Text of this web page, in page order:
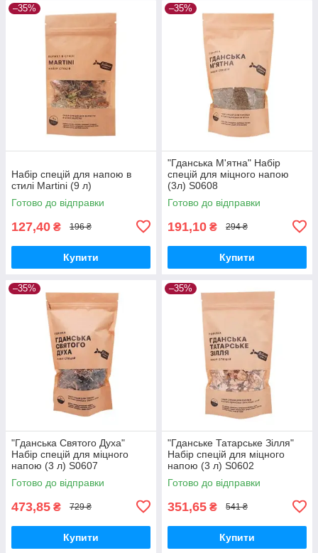
–35%
Набір спецій для напою в
стилі Martini (9 л)
Готово до відправки
127,40 ₴ 196 ₴
Купити
–35%
"Гданська М'ятна" Набір
спецій для міцного напою
(3л) S0608
Готово до відправки
191,10 ₴ 294 ₴
Купити
–35%
"Гданська Святого Духа"
Набір спецій для міцного
напою (3 л) S0607
Готово до відправки
473,85 ₴ 729 ₴
Купити
–35%
"Гданське Татарське Зілля"
Набір спецій для міцного
напою (3 л) S0602
Готово до відправки
351,65 ₴ 541 ₴
Купити